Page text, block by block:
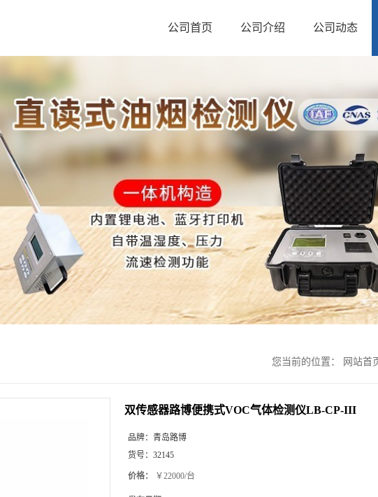
公司首页 公司介绍 公司动态
您当前的位置： 网站首
双传感器路博便携式VOC气体检测仪LB-CP-III
品牌： 青岛路博
货号： 32145
价格： ￥22000/台